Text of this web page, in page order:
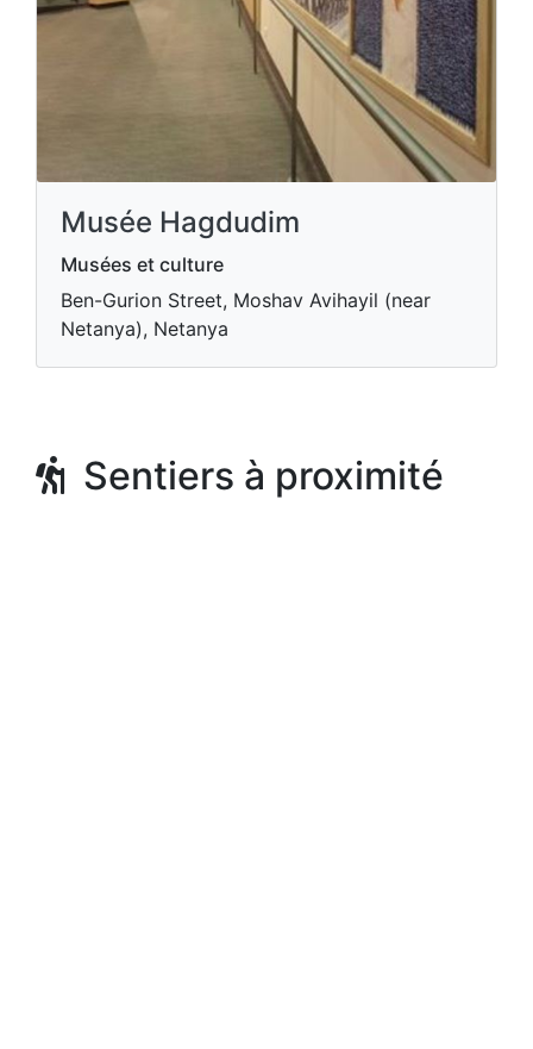
Musée Hagdudim
Musées et culture
Ben-Gurion Street, Moshav Avihayil (near
Netanya), Netanya
Sentiers à proximité